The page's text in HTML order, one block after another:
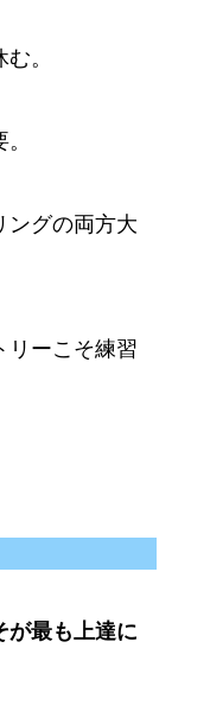
。
ングの両方大
リーこそ練習
が最も上達に